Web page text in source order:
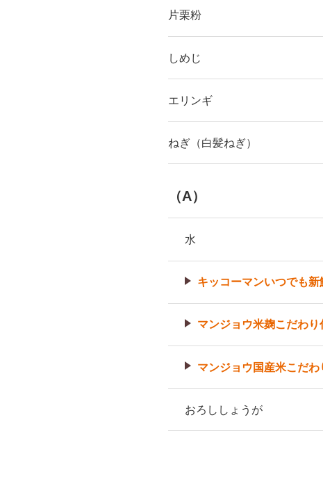
片栗粉
しめじ
エリンギ
ねぎ（白髪ねぎ）
（A）
水
キッコーマンいつでも
マンジョウ米麹こだわ
マンジョウ国産米こだ
おろししょうが